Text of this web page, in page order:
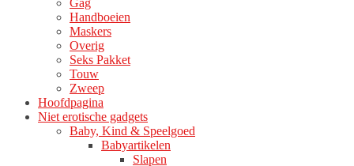
Handboeien
Maskers
Overig
Seks Pakket
Touw
Zweep
Hoofdpagina
Niet erotische gadgets
Baby, Kind & Speelgoed
Babyartikelen
Slapen